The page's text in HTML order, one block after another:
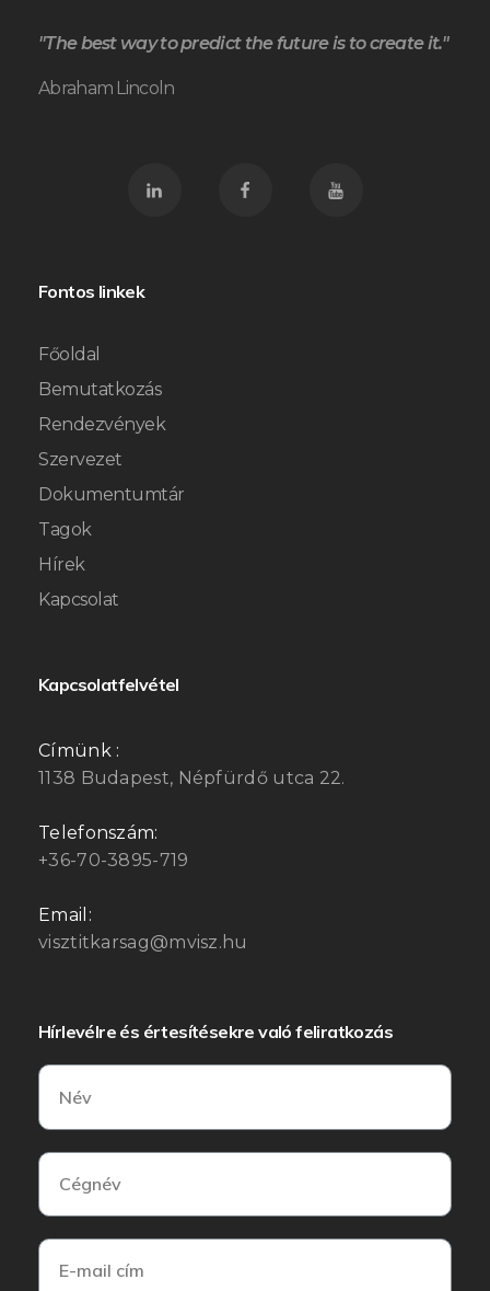
"The best way to predict the future is to create it."
Abraham Lincoln
Fontos linkek
Főoldal
Bemutatkozás
Rendezvények
Szervezet
Dokumentumtár
Tagok
Hírek
Kapcsolat
Kapcsolatfelvétel
Címünk :
1138 Budapest, Népfürdő utca 22.
Telefonszám:
+36-70-3895-719
Email:
visztitkarsag@mvisz.hu
Hírlevélre és értesítésekre való feliratkozás